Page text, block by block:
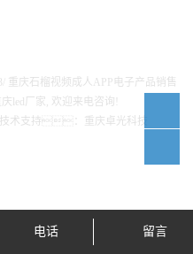
重庆石榴视频成人APP电子产品销售
庆led厂家 , 欢迎来电咨询!
技术支持： 重庆卓光科技
电话 留言